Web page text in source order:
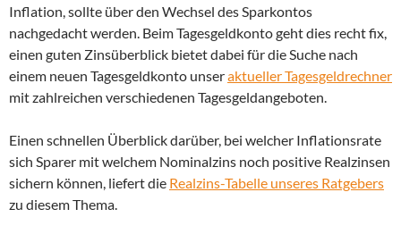
Inflation, sollte über den Wechsel des Sparkontos
nachgedacht werden. Beim Tagesgeldkonto geht dies recht fix,
einen guten Zinsüberblick bietet dabei für die Suche nach
einem neuen Tagesgeldkonto unseraktueller Tagesgeldrechner
mit zahlreichen verschiedenen Tagesgeldangeboten.
Einen schnellen Überblick darüber, bei welcher Inflationsrate
sich Sparer mit welchem Nominalzins noch positive Realzinsen
sichern können, liefert die Realzins-Tabelle unseres Ratgebers
zu diesem Thema.